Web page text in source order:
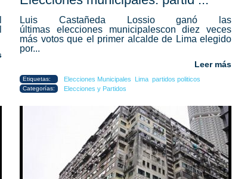
Luis Castañeda Lossio ganó las
últimas elecciones municipalescon diez veces
más votos que el primer alcalde de Lima elegido
por...
Leer más
Etiquetas: Elecciones Municipales Lima partidos politicos
Categorías: Elecciones y Partidos